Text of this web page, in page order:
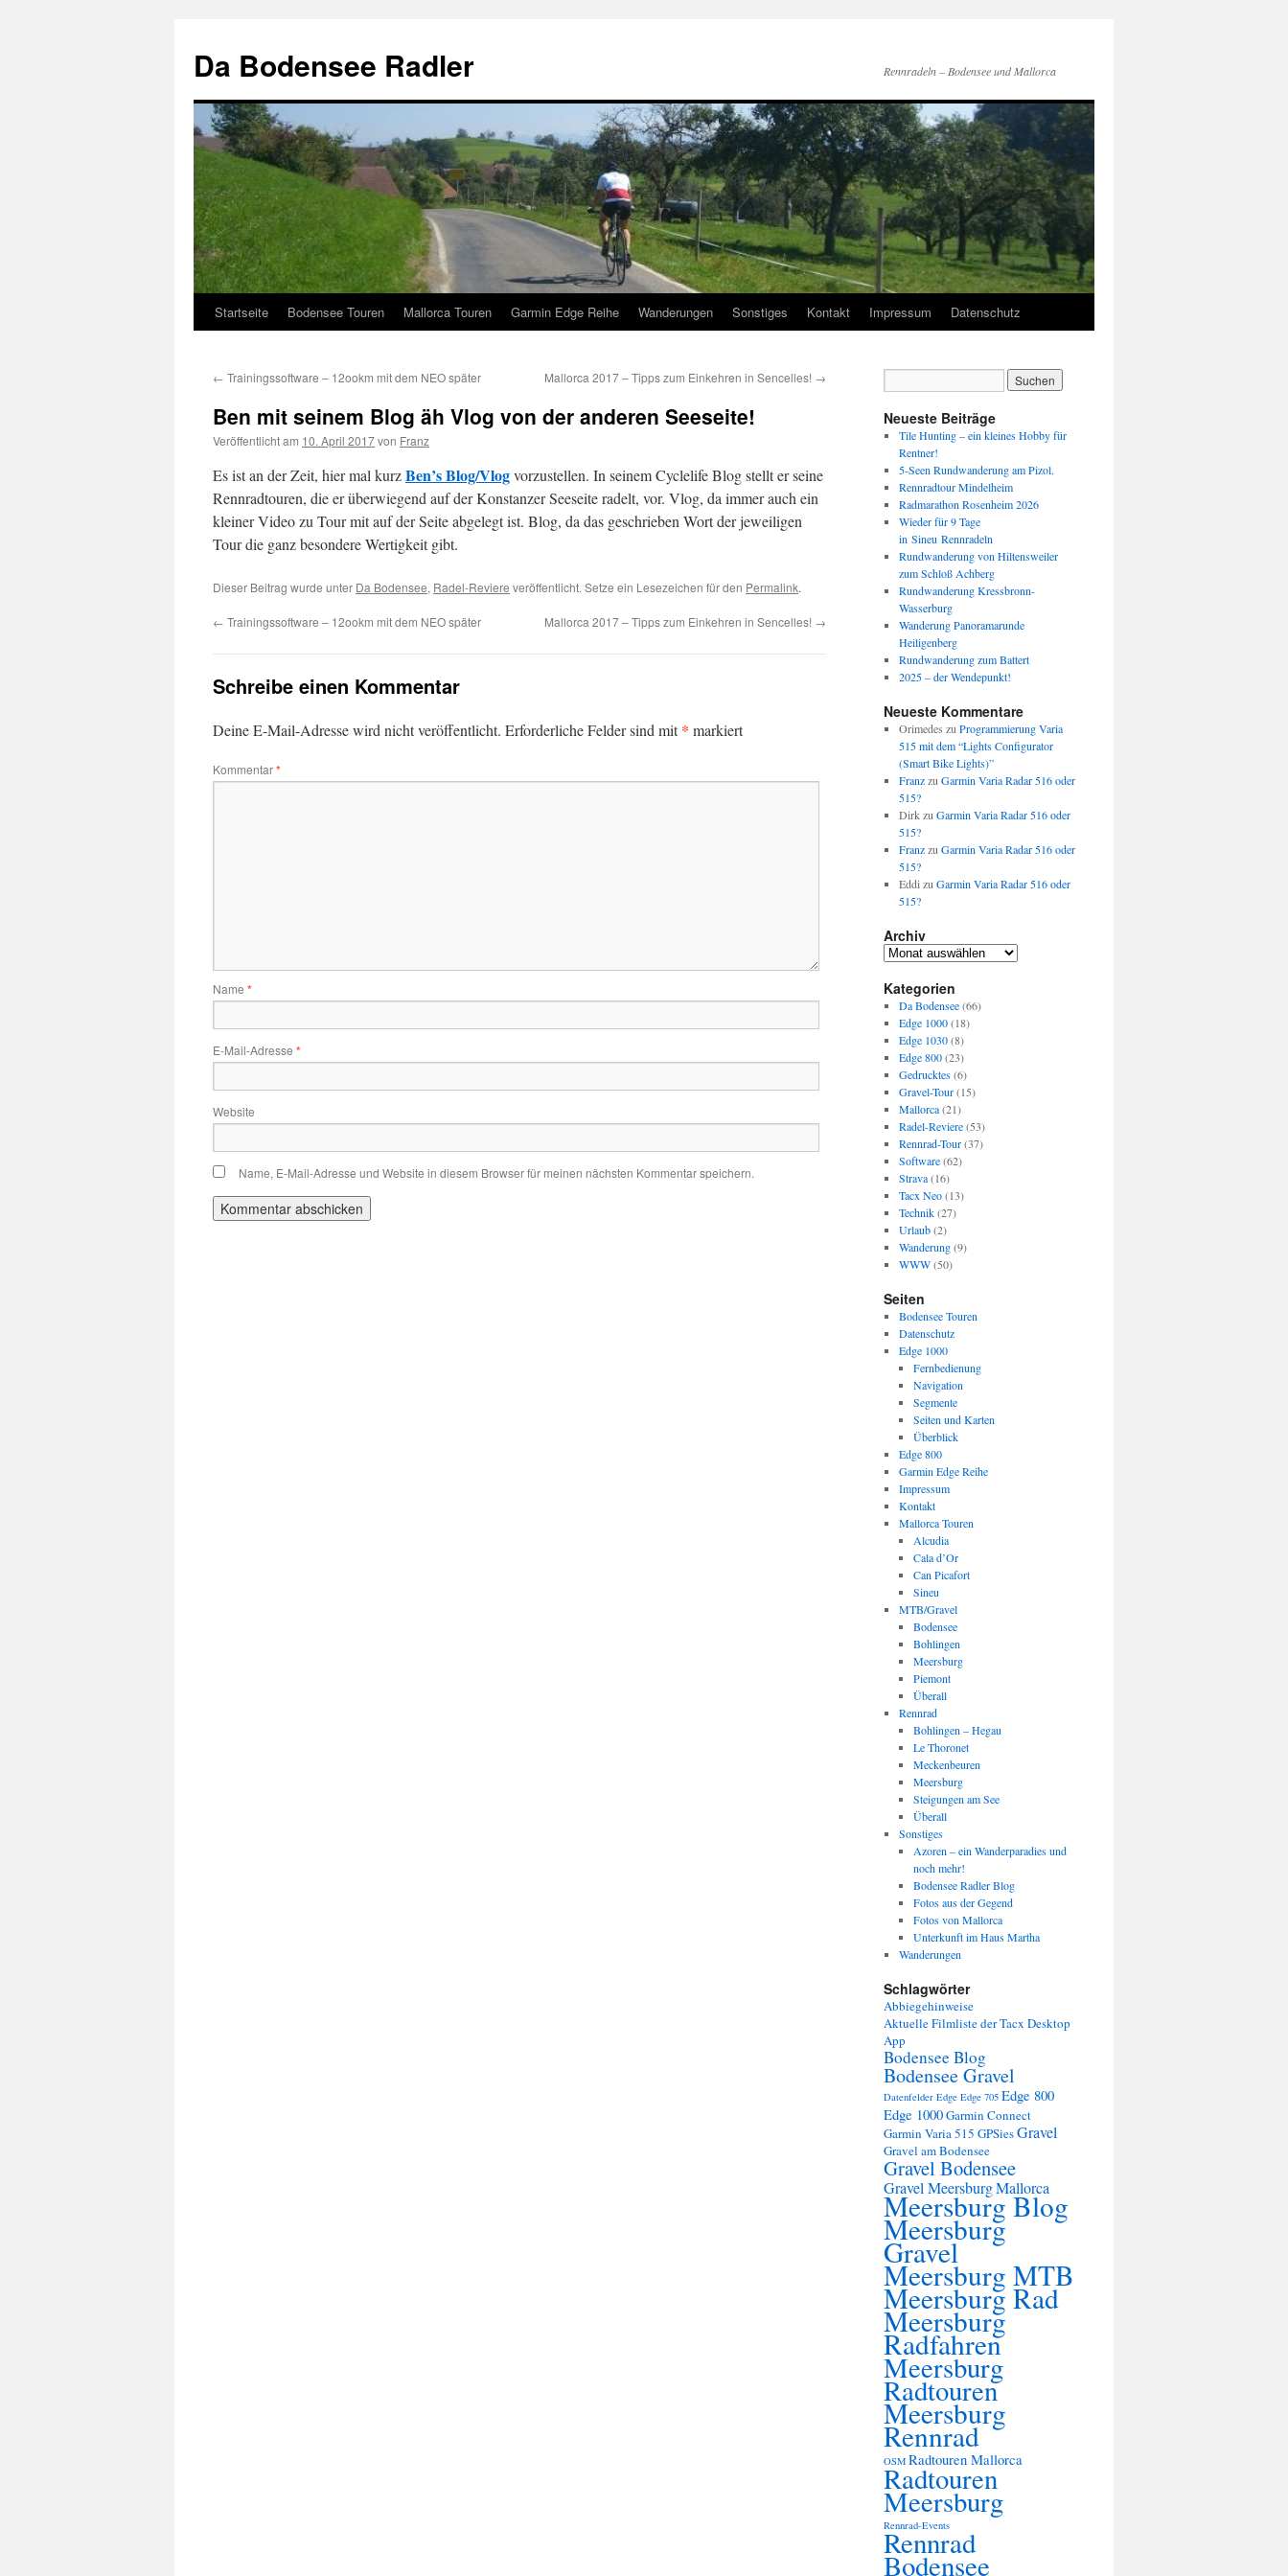
springen
Da Bodensee Radler Rennradeln – Bodensee und Mallorca
Startseite Bodensee Touren Mallorca Touren Garmin Edge Reihe Wanderungen Sonstiges Kontakt Impressum Datenschutz
← Trainingssoftware – 12ookm mit dem NEO später Mallorca 2017 – Tipps zum Einkehren in Sencelles! →
Ben mit seinem Blog äh Vlog von der anderen Seeseite!
Veröffentlicht am 10. April 2017von Franz
Es ist an der Zeit, hier mal kurzBen’s Blog/Vlogvorzustellen. In seinem Cyclelife Blog stellt er seine
Rennradtouren, die er überwiegend auf der Konstanzer Seeseite radelt, vor. Vlog, da immer auch ein
kleiner Video zu Tour mit auf der Seite abgelegt ist. Blog, da das geschrieben Wort der jeweiligen
Tour die ganz besondere Wertigkeit gibt.
Dieser Beitrag wurde unter Da Bodensee, Radel-Reviere veröffentlicht. Setze ein Lesezeichen für den Permalink.
← Trainingssoftware – 12ookm mit dem NEO später Mallorca 2017 – Tipps zum Einkehren in Sencelles! →
Schreibe einen Kommentar
Deine E-Mail-Adresse wird nicht veröffentlicht. Erforderliche Felder sind mit* markiert
Kommentar*
Name *
E-Mail-Adresse *
Website
Name, E-Mail-Adresse und Website in diesem Browser für meinen nächsten Kommentar speichern.
Neueste Beiträge
Tile Hunting – ein kleines Hobby für
Rentner!
5-Seen Rundwanderung am Pizol.
Rennradtour Mindelheim
Radmarathon Rosenheim 2026
Wieder für 9 Tage
in Sineu Rennradeln
Rundwanderung von Hiltensweiler
zum Schloß Achberg
Rundwanderung Kressbronn-
Wasserburg
Wanderung Panoramarunde
Heiligenberg
Rundwanderung zum Battert
2025 – der Wendepunkt!
Neueste Kommentare
Orimedes zu Programmierung Varia
515 mit dem “Lights Configurator
(Smart Bike Lights)”
Franzzu Garmin Varia Radar 516 oder
515?
Dirkzu Garmin Varia Radar 516 oder
515?
Franzzu Garmin Varia Radar 516 oder
515?
Eddi zu Garmin Varia Radar 516 oder
515?
Archiv
Archiv
Kategorien
Da Bodensee(66)
Edge 1000(18)
Edge 1030(8)
Edge 800(23)
Gedrucktes(6)
Gravel-Tour(15)
Mallorca(21)
Radel-Reviere(53)
Rennrad-Tour(37)
Software(62)
Strava(16)
Tacx Neo(13)
Technik(27)
Urlaub(2)
Wanderung(9)
WWW(50)
Seiten
Bodensee Touren
Datenschutz
Edge 1000
Fernbedienung
Navigation
Segmente
Seiten und Karten
Überblick
Edge 800
Garmin Edge Reihe
Impressum
Kontakt
Mallorca Touren
Alcudia
Cala d’Or
Can Picafort
Sineu
MTB/Gravel
Bodensee
Bohlingen
Meersburg
Piemont
Überall
Rennrad
Bohlingen – Hegau
Le Thoronet
Meckenbeuren
Meersburg
Steigungen am See
Überall
Sonstiges
Azoren – ein Wanderparadies und
noch mehr!
Bodensee Radler Blog
Fotos aus der Gegend
Fotos von Mallorca
Unterkunft im Haus Martha
Wanderungen
Schlagwörter
Abbiegehinweise
Aktuelle Filmliste der Tacx Desktop
App
Bodensee Blog
Bodensee Gravel
Datenfelder Edge Edge 705 Edge 800
Edge 1000Garmin Connect
Garmin Varia 515 GPSiesGravel
Gravel am Bodensee
Gravel Bodensee
Gravel MeersburgMallorca
Meersburg Blog
Meersburg
Gravel
Meersburg MTB
Meersburg Rad
Meersburg
Radfahren
Meersburg
Radtouren
Meersburg
Rennrad
OSM Radtouren Mallorca
Radtouren
Meersburg
Rennrad-Events
Rennrad
Bodensee